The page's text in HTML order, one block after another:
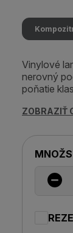
Vinylové
nerovný
poňatie
ZOBRAZIŤ